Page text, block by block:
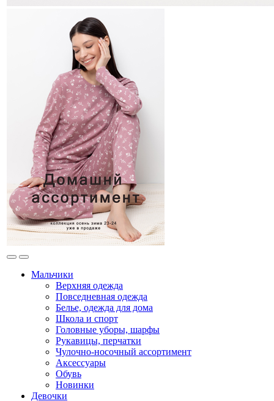
Мальчики
Верхняя одежда
Повседневная одежда
Белье, одежда для дома
Школа и спорт
Головные уборы, шарфы
Рукавицы, перчатки
Чулочно-носочный ассортимент
Аксессуары
Обувь
Новинки
Девочки